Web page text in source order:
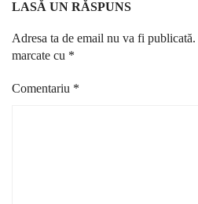
LASĂ UN RĂSPUNS
Adresa ta de email nu va fi publicată.
marcate cu *
Comentariu *